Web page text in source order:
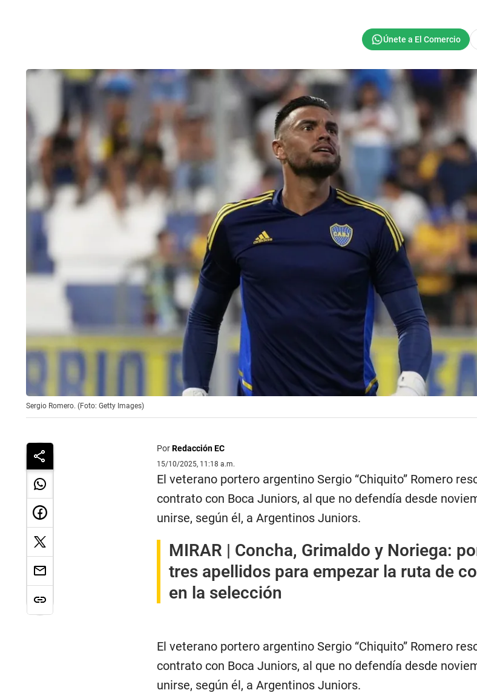
Sergio Romero. (Foto: Getty Images)
PorRedacción EC
15/10/2025, 11:18 a.m.
El veterano portero argentino Sergio “Chiquito” Romero
contrato con Boca Juniors, al que no defendía desde
unirse, según él, a Argentinos Juniors.
MIRAR | Concha, Grimaldo y Noriega:
tres apellidos para empezar la ruta de
en la selección
El veterano portero argentino Sergio “Chiquito” Romero
contrato con Boca Juniors, al que no defendía desde
unirse, según él, a Argentinos Juniors.